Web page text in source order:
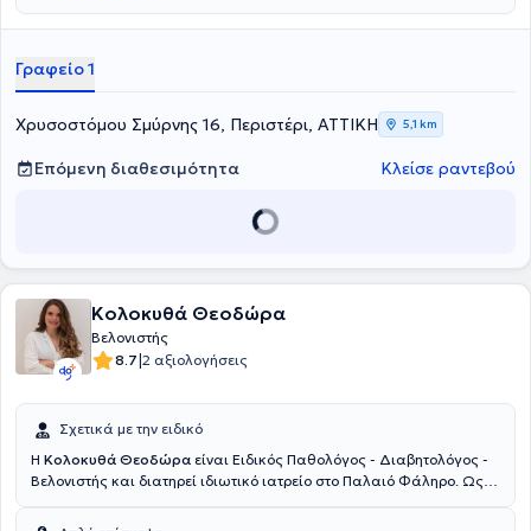
Γραφείο 1
Χρυσοστόμου Σμύρνης 16, Περιστέρι, ΑΤΤΙΚΗ 5,1 km
Επόμενη διαθεσιμότητα Κλείσε ραντεβού
Κολοκυθά Θεοδώρα
Βελονιστής
8.7|2 αξιολογήσεις
Σχετικά με την ειδικό
Η Κολοκυθά Θεοδώρα είναι Ειδικός Παθολόγος - Διαβητολόγος -
Βελονιστής και διατηρεί ιδιωτικό ιατρείο στο Παλαιό Φάληρο. Ως
στην Ιατρική σχολή του Πανεπιστημίου Πατρών και διαθέτει